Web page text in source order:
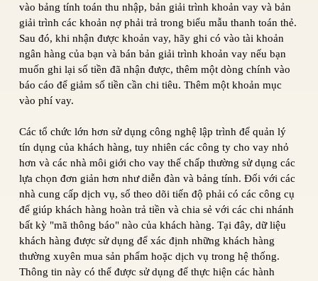
vào bảng tính toán thu nhập, bản giải trình khoản vay và bản
giải trình các khoản nợ phải trả trong biểu mẫu thanh toán thẻ.
Sau đó, khi nhận được khoản vay, hãy ghi có vào tài khoản
ngân hàng của bạn và bán bản giải trình khoản vay nếu bạn
muốn ghi lại số tiền đã nhận được, thêm một dòng chính vào
báo cáo để giảm số tiền cần chi tiêu. Thêm một khoản mục
vào phí vay.
Các tổ chức lớn hơn sử dụng công nghệ lập trình để quản lý
tín dụng của khách hàng, tuy nhiên các công ty cho vay nhỏ
hơn và các nhà môi giới cho vay thế chấp thường sử dụng các
lựa chọn đơn giản hơn như diễn đàn và bảng tính. Đối với các
nhà cung cấp dịch vụ, sổ theo dõi tiến độ phải có các công cụ
để giúp khách hàng hoàn trả tiền và chia sẻ với các chi nhánh
bất kỳ "mã thông báo" nào của khách hàng. Tại đây, dữ liệu
khách hàng được sử dụng để xác định những khách hàng
thường xuyên mua sản phẩm hoặc dịch vụ trong hệ thống.
Thông tin này có thể được sử dụng để thực hiện các hành